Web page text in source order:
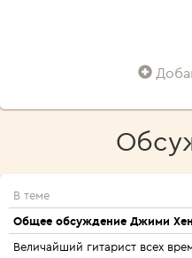
В теме
Общее обсуждение Джими
Величайший гитарист всех